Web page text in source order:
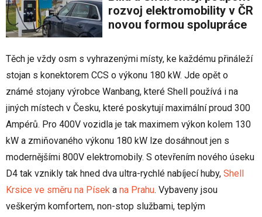
rozvoj elektromobility v ČR
novou formou spolupráce
Těch je vždy osm s vyhrazenými místy, ke každému přináleží
stojan s konektorem CCS o výkonu 180 kW. Jde opět o
známé stojany výrobce Wanbang, které Shell používá i na
jiných místech v Česku, které poskytují maximální proud 300
Ampérů. Pro 400V vozidla je tak maximem výkon kolem 130
kW a zmiňovaného výkonu 180 kW lze dosáhnout jen s
modernějšími 800V elektromobily. S otevřením nového úseku
D4 tak vznikly tak hned dva ultra-rychlé nabíjecí huby, Shell
Krsice ve směru na Písek a na Prahu. Vybaveny jsou
veškerým komfortem, non-stop službami, teplým